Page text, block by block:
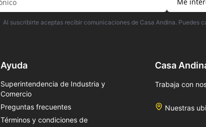
Al suscribirte aceptas recibir comunicaciones de Casa Andina. Puedes
Ayuda
Superintendencia de Industria y
Comercio
Preguntas frecuentes
Términos y condiciones de
Casa
Trabaja con
Nuestras